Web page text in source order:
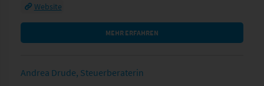
Website
MEHR ERFAHREN
Andrea Drude, Steuerberaterin